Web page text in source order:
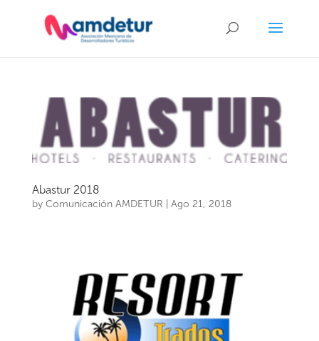
Abastur 2018
by Comunicación AMDETUR Ago 21, 2018